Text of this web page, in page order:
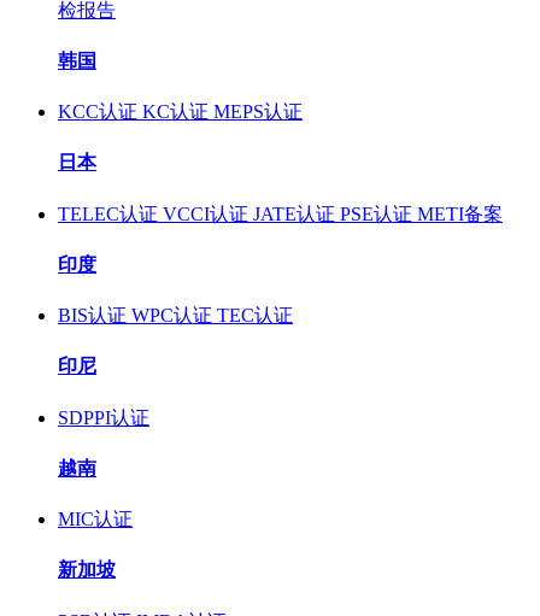
检报告
韩国
KCC认证 KC认证 MEPS认证
日本
TELEC认证 VCCI认证 JATE认证 PSE认证 METI备案
印度
BIS认证 WPC认证 TEC认证
印尼
SDPPI认证
越南
MIC认证
新加坡